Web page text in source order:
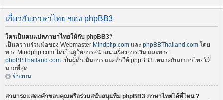
เกี่ยวกับภาษาไทย ของ phpBB3
ใครเป็นคนแปลภาษาไทยให้กับ phpBB3?
เป็นความร่วมมือของ Webmaster Mindphp.com และ phpBBThailand.com โดย
ทาง Mindphp.com ได้เป็นผู้ให้การสนับสนุนเรื่องการเงิน และทาง
phpBBThailand.com เป็นผู้ดำเนินการ และทำให้ phpBB3 เหมาะกับภาษาไทยให้
มากที่สุด
ข้างบน
สามารถแสดงคำขอบคุณหรือร่วมสนับสนุนทีม phpBB3 ภาษาไทยได้ที่ไหน ?